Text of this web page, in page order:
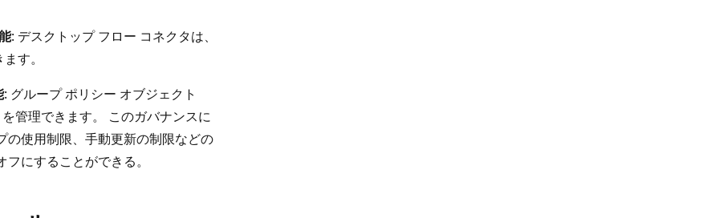
: デスクトップ フロー コネクタは、
す。
: グループ ポリシー オブジェクト
管理できます。 このガバナンスに
の使用制限、手動更新の制限などの
にすることができる。